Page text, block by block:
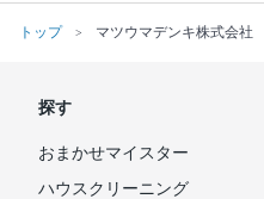
トップ マツウマデンキ株式会社
探す
おまかせマイスター
ハウスクリーニング